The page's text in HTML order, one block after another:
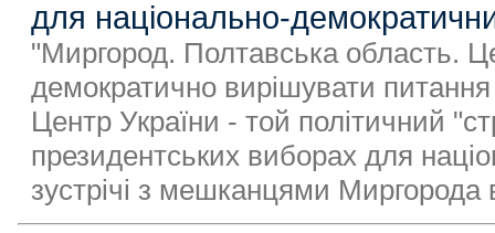
для національно-
"Миргород. Полтавська область.
демократично вирішувати
Центр України - той політичний
президентських виборах для
зустрічі з мешканцями